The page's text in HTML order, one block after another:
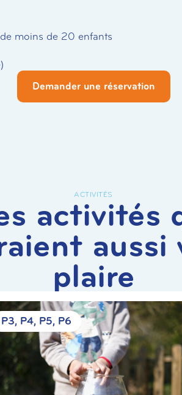
moins de 20 enfants
Demander une réservation
ACTIVITÉS
activités
aussi
plaire
P3 P4 P5 P6